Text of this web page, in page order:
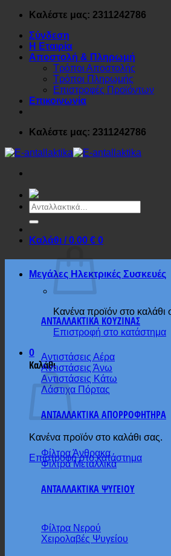
Μετάβαση
περιεχόμενο
Καλέστε μας: 2311242786
Σύνδεση
Η Εταιρία
Αποστολή & Πληρωμή
Τρόποι Αποστολής
Τρόποι Πληρωμής
Επιστροφές Προϊόντων
Επικοινωνία
Καλέστε μας: 2311242786
Αναζήτηση
για:
Καλάθι /0.00 € 0
Κανένα προϊόν στο καλάθι
Επιστροφή στο κατάστημα
0
Καλάθι
Κανένα προϊόν στο καλάθι σας.
Επιστροφή στο κατάστημα
Μεγάλες Ηλεκτρικές Συσκευές
ΑΝΤΑΛΛΑΚΤΙΚΑ ΚΟΥΖΙΝΑΣ
Αντιστάσεις Αέρα
Αντιστάσεις Άνω
Αντιστάσεις Κάτω
Λάστιχα Πόρτας
ΑΝΤΑΛΛΑΚΤΙΚΑ ΑΠΟΡΡΟΦΗΤΗΡΑ
Φίλτρα Άνθρακα
Φίλτρα Μεταλλικά
ΑΝΤΑΛΛΑΚΤΙΚΑ ΨΥΓΕΙΟΥ
Φίλτρα Νερού
Χειρολαβές Ψυγείου